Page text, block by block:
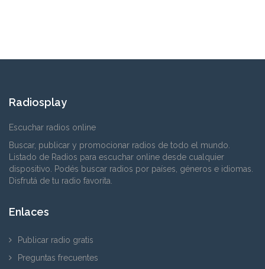
Radiosplay
Escuchar radios online
Buscar, publicar y promocionar radios de todo el mundo.
Listado de Radios para escuchar online desde cualquier
dispositivo. Podés buscar radios por países, géneros e idiomas.
Disfrutá de tu radio favorita.
Enlaces
Publicar radio gratis
Preguntas frecuentes